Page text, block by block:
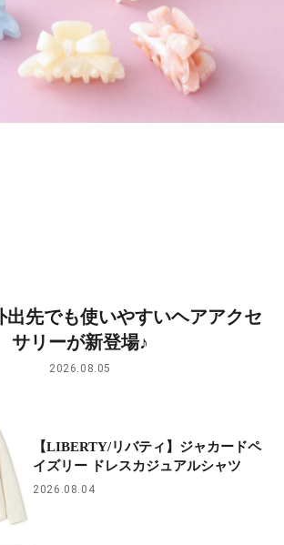
出先でも使いやすいヘアアクセ
サリーが新登場♪
2026.08.05
【LIBERTY/リバティ】ジャカードペ
イズリー ドレスカジュアルシャツ
2026.08.04